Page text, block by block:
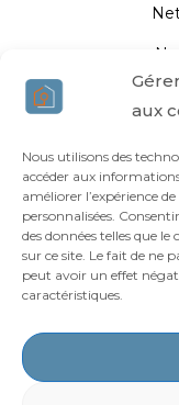
aux
Nous utilisons des
accéder aux
améliorer l’expérience
personnalisées.
des données telles que
sur ce site. Le fait de ne
peut avoir un effet
caractéristiques.
Agir